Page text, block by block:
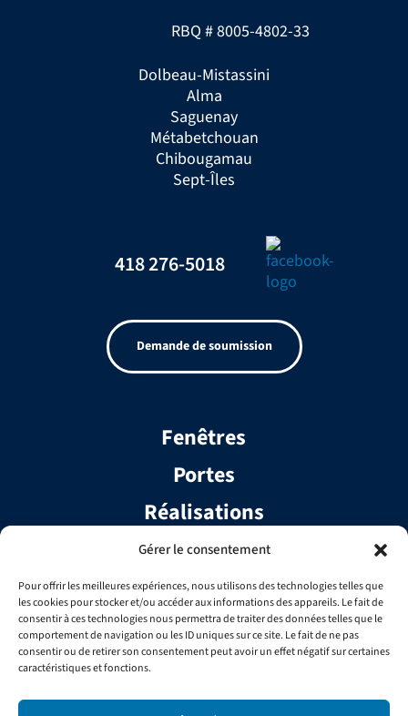
Gérer le consentement
Pour offrir les meilleures expériences, nous utilisons des technologies telles que
les cookies pour stocker et/ou accéder aux informations des appareils. Le fait de
consentir à ces technologies nous permettra de traiter des données telles que le
comportement de navigation ou les ID uniques sur ce site. Le fait de ne pas
consentir ou de retirer son consentement peut avoir un effet négatif sur certaines
caractéristiques et fonctions.
RBQ # 8005-4802-33
Dolbeau-Mistassini
Alma
Saguenay
Métabetchouan
Chibougamau
Sept-Îles
418 276-5018
Demande de soumission
Fenêtres
Portes
Réalisations
Services
Contact
Équipe
FAQ
Carrière